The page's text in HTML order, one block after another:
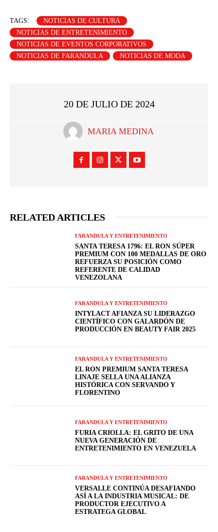
TAGS:
NOTICIAS DE CULTURA
NOTICIAS DE ENTRETENIMIENTO
NOTICIAS DE EVENTOS CORPORATIVOS
NOTICIAS DE FARANDULA
NOTICIAS DE MODA
20 DE JULIO DE 2024
MARIA MEDINA
RELATED ARTICLES
FARANDULA Y ENTRETENIMIENTO
SANTA TERESA 1796: EL RON SÚPER
PREMIUM CON 100 MEDALLAS DE ORO
REFUERZA SU POSICIÓN COMO
REFERENTE DE CALIDAD
VENEZOLANA
FARANDULA Y ENTRETENIMIENTO
INTYLACT AFIANZA SU LIDERAZGO
CIENTÍFICO CON GALARDÓN DE
PRODUCCIÓN EN BEAUTY FAIR 2025
FARANDULA Y ENTRETENIMIENTO
EL RON PREMIUM SANTA TERESA
LINAJE SELLA UNA ALIANZA
HISTÓRICA CON SERVANDO Y
FLORENTINO
FARANDULA Y ENTRETENIMIENTO
FURIA CRIOLLA: EL GRITO DE UNA
NUEVA GENERACIÓN DE
ENTRETENIMIENTO EN VENEZUELA
FARANDULA Y ENTRETENIMIENTO
VERSALLE CONTINÚA DESAFIANDO
ASÍ A LA INDUSTRIA MUSICAL: DE
PRODUCTOR EJECUTIVO A
ESTRATEGA GLOBAL